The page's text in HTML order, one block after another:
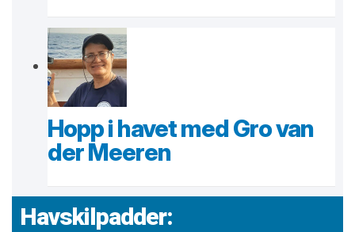
Hopp i havet med Gro van
der Meeren
Havskilpadder: